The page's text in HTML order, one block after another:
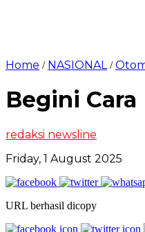
Home / NASIONAL /
Begini
redaksi newsline
Friday, 1 August 2025
URL berhasil dicopy